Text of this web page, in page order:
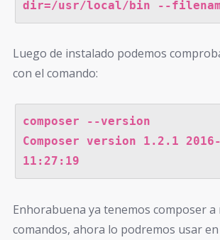
Luego de instalado podemos
con el comando:
composer --version
Composer version 1.2.1
11:27:19
Enhorabuena ya tenemos composer a
comandos, ahora lo podremos usar